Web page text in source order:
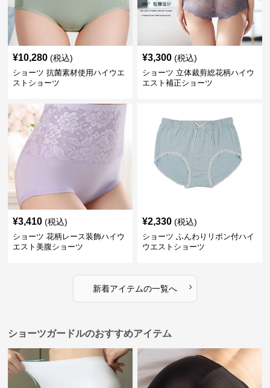
¥10,280 (税込)
ショーツ 抗菌素材使用ハイウエ
ストショーツ
¥3,300 (税込)
ショーツ 立体裁剪総花柄ハイウ
エスト補正ショーツ
¥3,410 (税込)
ショーツ 花柄レース装飾ハイウ
エスト美腹ショーツ
¥2,330 (税込)
ショーツ ふんわりリボン付ハイ
ウエストショーツ
新着アイテムの一覧へ ›
ショーツガードルのおすすめアイテム